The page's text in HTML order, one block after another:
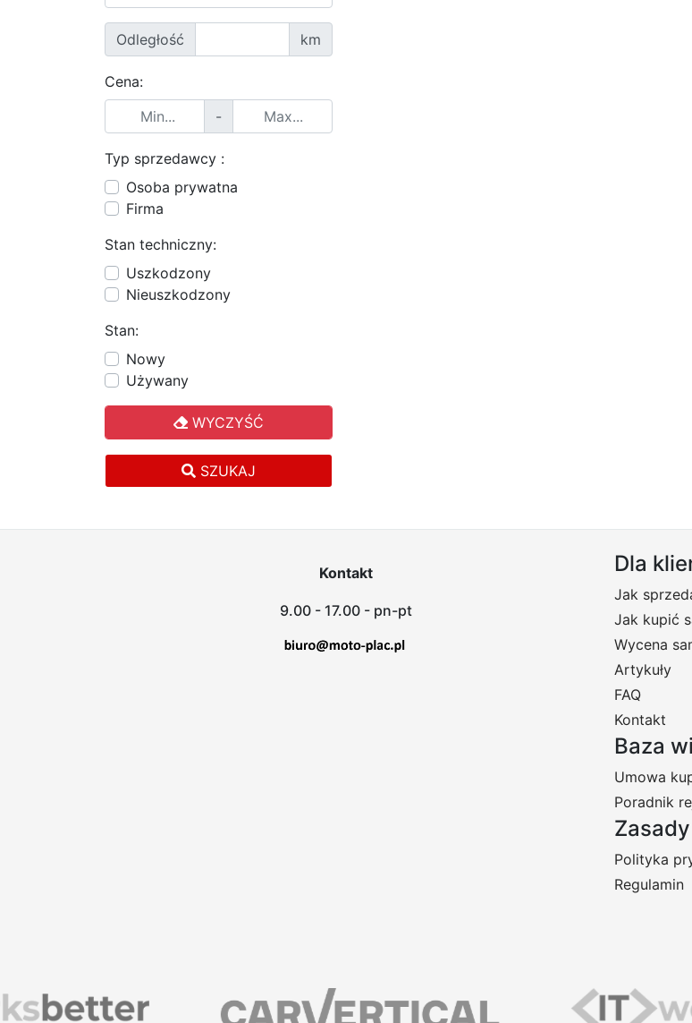
Odległość km
Cena:
-
Typ sprzedawcy :
Osoba prywatna
Firma
Stan techniczny:
Uszkodzony
Nieuszkodzony
Stan:
Nowy
Używany
WYCZYŚĆ
SZUKAJ
Kontakt
9.00 - 17.00 - pn-pt
Dla
Jak
Jak kupić
Wycena
Artykuły
FAQ
Kontakt
Baza
Umowa
Poradnik
Polityka
Regulamin